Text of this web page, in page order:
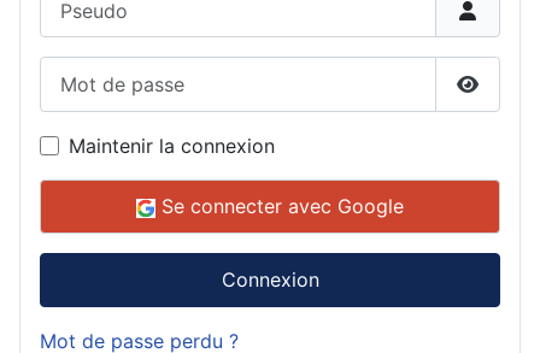
Maintenir la connexion
Se connecter avec Google
Connexion
Mot de passe perdu ?